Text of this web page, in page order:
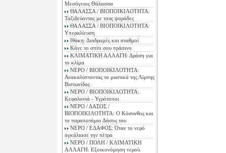
Μεσόγειος Θάλασσα
ΘΑΛΑΣΣΑ / ΒΙΟΠΟΙΚΙΛΟΤΗΤΑ:
Ταξιδεύοντας με τους ψαράδες
ΘΑΛΑΣΣΑ / ΒΙΟΠΟΙΚΙΛΟΤΗΤΑ:
Υπεραλίευση
Ιθάκη: Διαδρομές και σταθμοί
Κάνε το σπίτι σου πράσινο
ΚΛΙΜΑΤΙΚΗ ΑΛΛΑΓΗ: Δράση για
το κλίμα
ΝΕΡΟ / ΒΙΟΠΟΙΚΙΛΟΤΗΤΑ:
Ανακαλύπτoντας τα μυστικά της Λίμνης
Βιστωνίδας
ΝΕΡΟ / ΒΙΟΠΟΙΚΙΛΟΤΗΤΑ:
Κεφαλονιά - Υγρότοποι
ΝΕΡΟ / ΔΑΣΟΣ /
ΒΙΟΠΟΙΚΙΛΟΤΗΤΑ: Ο Κόσυνθος και
το παραποτάμιο Δάσος του
ΝΕΡΟ / ΕΔΑΦΟΣ: Όταν το νερό
αγκάλιασε την πέτρα
ΝΕΡΟ / ΠΟΛΗ / ΚΛΙΜΑΤΙΚΗ
ΑΛΛΑΓΗ: Εξοικονόμηση νερού.